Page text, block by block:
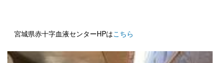
宮城県赤十字血液センターHPはこちら